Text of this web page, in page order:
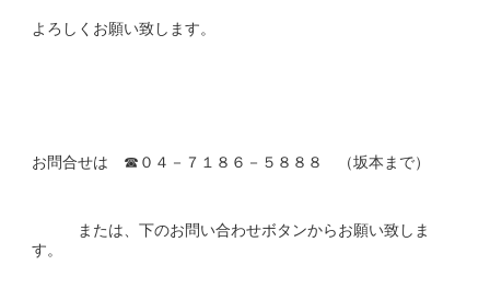
よろしくお願い致します。
お問合せは ☎０４－７１８６－５８８８ （坂本まで）
または、下のお問い合わせボタンからお願い致しま
す。